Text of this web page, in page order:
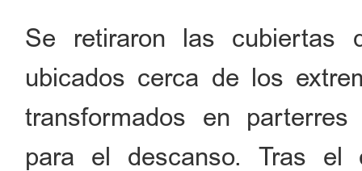
Se retiraron las cubiertas
ubicados cerca de los
transformados en
para el descanso. Tras